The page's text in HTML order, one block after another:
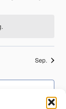
Sep.